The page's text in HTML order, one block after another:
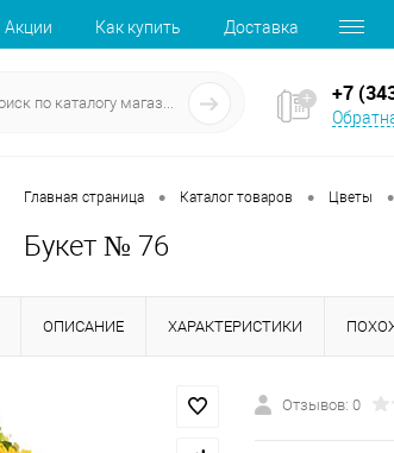
Акции Как купить Доставка
+7
Главная страница • Каталог товаров • Цветы •
Букет № 76
ОПИСАНИЕ ХАРАКТЕРИСТИКИ
Отзывов: 0